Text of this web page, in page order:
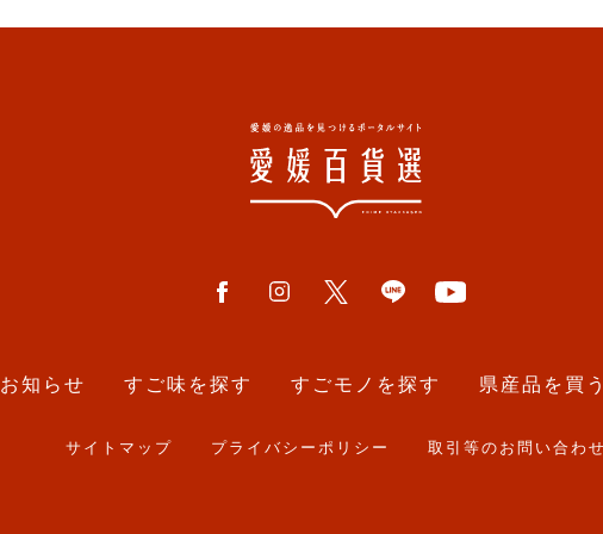
お知らせ すご味を探す すごモノを探す 県産品を買う
サイトマップ プライバシーポリシー 取引等のお問い合わせ